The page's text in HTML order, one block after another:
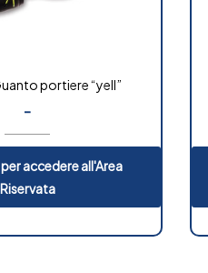
portiere “yell”
-
accedere all'Area
Riservata